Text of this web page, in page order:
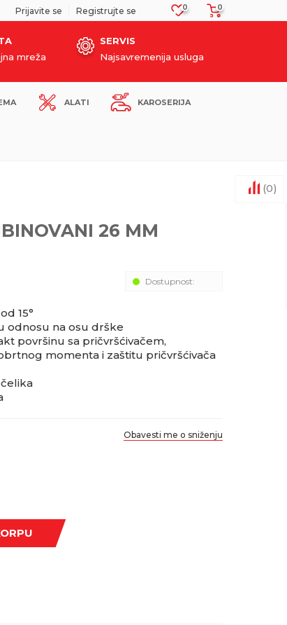
PLAĆANJE PLATNIM KARTICAMA! 0
0
Prijavite se Registrujte se
mreža
SERVIS
Najsavremenija usluga
ALATI KAROSERIJA
26 MM
Dostupnost:
15°
odnosu na osu drške
površinu sa pričvršćivačem,
momenta i zaštitu pričvršćivača
Obavesti me o sniženju
(0)